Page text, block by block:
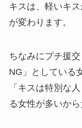
キスは、軽いキ
が変わります。
ちなみにプチ援
NG」としている
「キスは特別な
る女性が多いから